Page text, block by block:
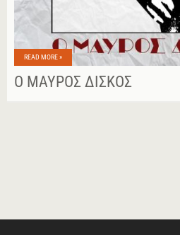
READ MORE »
Ο ΜΑΎΡΟΣ ΔΊΣΚΟΣ